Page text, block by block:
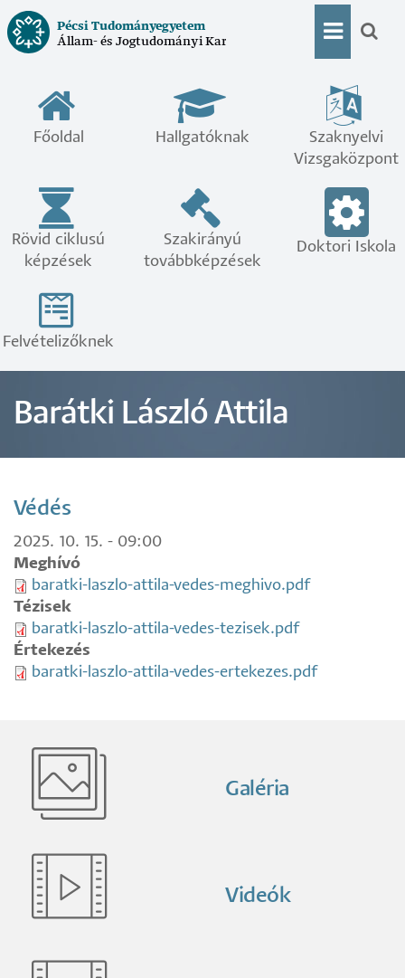
Ugrás
a
tartalomra
Pécsi Tudományegyetem
Állam- és Jogtudományi Kar
menü
Főoldal Hallgatóknak
Szaknyelvi
Vizsgaközpont
Rövid ciklusú
képzések
Szakirányú
továbbképzések
Doktori Iskola
Felvételizőknek
Barátki László Attila
Védés
2025. 10. 15. - 09:00
Meghívó
baratki-laszlo-attila-vedes-meghivo.pdf
Tézisek
baratki-laszlo-attila-vedes-tezisek.pdf
Értekezés
baratki-laszlo-attila-vedes-ertekezes.pdf
Galéria
Videók